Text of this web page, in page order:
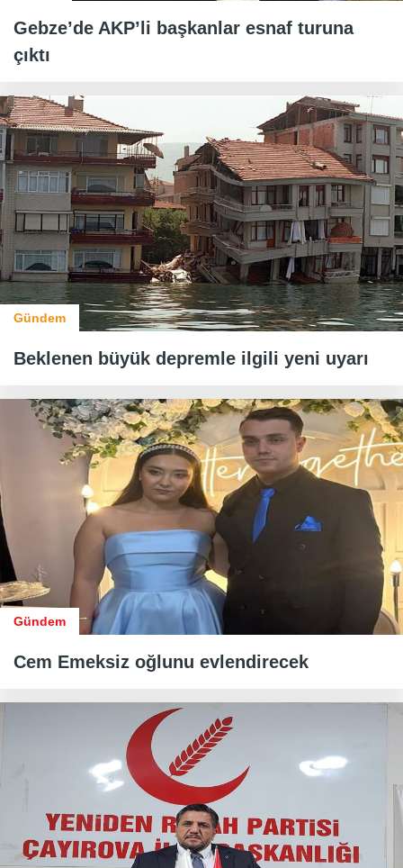
Gebze’de AKP’li başkanlar esnaf turuna
çıktı
Gündem
Beklenen büyük depremle ilgili yeni uyarı
Gündem
Cem Emeksiz oğlunu evlendirecek